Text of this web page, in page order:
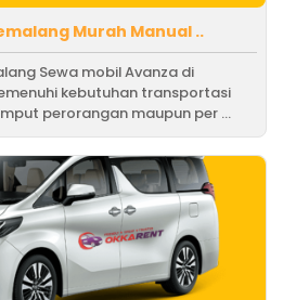
Murah Manual ..
Sewa mobil Avanza di
kebutuhan transportasi
perorangan maupun per ...